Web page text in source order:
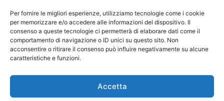
Per fornire le migliori esperienze, utilizziamo tecnologie come i cookie
per memorizzare e/o accedere alle informazioni del dispositivo. Il
consenso a queste tecnologie ci permetterà di elaborare dati come il
comportamento di navigazione o ID unici su questo sito. Non
acconsentire o ritirare il consenso può influire negativamente su alcune
caratteristiche e funzioni.
Accetta
Servizi
Studio Medico
Convenzioni
News